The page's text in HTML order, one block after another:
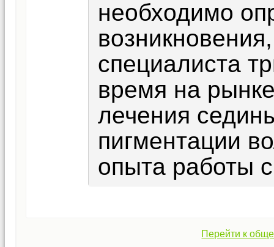
необходимо
специалиста
время на
лечения
пигментации
опыта работы
Перейти к